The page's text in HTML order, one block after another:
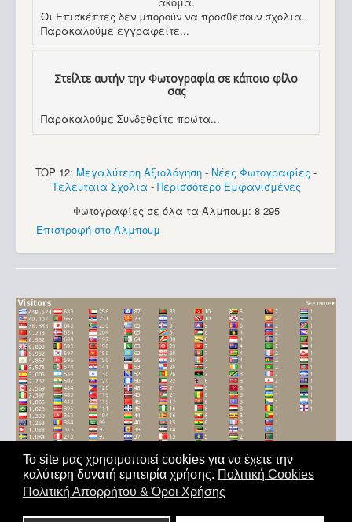
Το site μας χρησιμοποιεί cookies για να έχετε την
καλύτερη δυνατή εμπειρία χρήσης. Πολιτική Cookies
Πολιτική Απορρήτου & Όροι Χρήσης
Οι Επισκέπτες δεν μπορούν να προσθέσουν σχόλια.
Παρακαλούμε εγγραφείτε...
Στείλτε αυτήν την Φωτογραφία σε κάποιο φίλο
σας
Παρακαλούμε Συνδεθείτε πρώτα...
TOP 12: Μεγαλύτερη Αξιολόγηση - Νέες Φωτογραφίες -
Τελευταία Σχόλια - Περισσότερο Εμφανισμένες
Φωτογραφίες σε όλα τα Άλμπουμ: 8 295
Επιστροφή στο Άλμπουμ
Αρχική|'Οροι Χρήσης|Επικοινωνία